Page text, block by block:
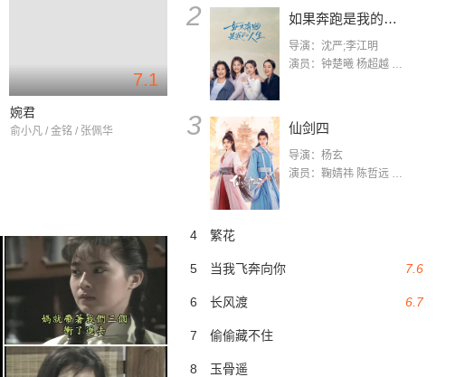
2 如果奔跑是我的人生
导演：沈严;李江明
演员：钟楚曦 杨超越 许娣 陈小艺 侯雯元 宋洋 王宥钧 李添诺
3 仙剑四
导演：杨玄
演员：鞠婧祎 陈哲远 茅子俊 毛晓慧 王媛可 张志浩 林枫松 张帆（演员）
4 繁花
7.6
5 当我飞奔向你
6.7
6 长风渡
7 偷偷藏不住
8 玉骨遥
7.1
婉君
俞小凡 / 金铭 / 张佩华